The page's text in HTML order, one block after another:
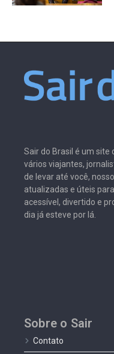
Sair do Brasil é um site
vários viajantes,
de levar até você,
atualizadas e úteis
acessível, divertido e
dia já esteve por lá.
Sobre o Sair
Contato